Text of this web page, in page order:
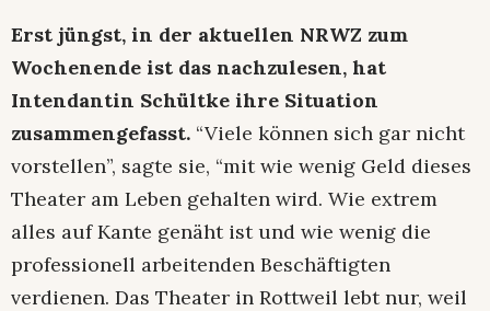
Erst jüngst, in der aktuellen NRWZ zum
Wochenende ist das nachzulesen, hat
Intendantin Schültke ihre Situation
zusammengefasst. “Viele können sich gar nicht
vorstellen”, sagte sie, “mit wie wenig Geld dieses
Theater am Leben gehalten wird. Wie extrem
alles auf Kante genäht ist und wie wenig die
professionell arbeitenden Beschäftigten
verdienen. Das Theater in Rottweil lebt nur, weil